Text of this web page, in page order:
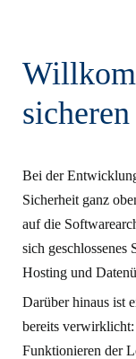
Bei der
Sicherheit ganz
auf die
sich
Hosting und
Darüber hinaus ist
bereits
Funktionieren der